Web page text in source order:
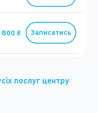
800 ₴ Записатись
послуг центру